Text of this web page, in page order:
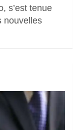
s’est tenue
nouvelles